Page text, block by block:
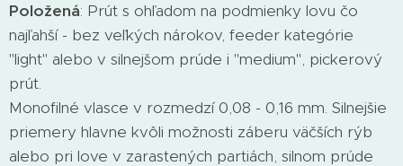
Položená: Prút s ohľadom na podmienky lovu čo
najľahší - bez veľkých nárokov, feeder kategórie
"light" alebo v silnejšom prúde i "medium", pickerový
prút.
Monofilné vlasce v rozmedzí 0,08 - 0,16 mm. Silnejšie
priemery hlavne kvôli možnosti záberu väčších rýb
alebo pri love v zarastených partiách, silnom prúde